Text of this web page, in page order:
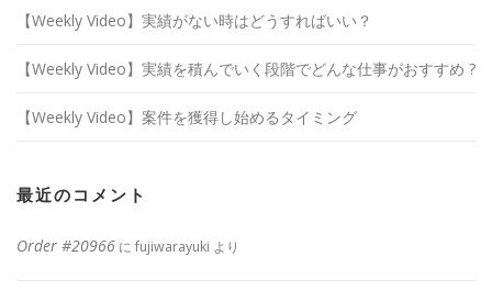
【Weekly Video】実績がない時はどうすればいい？
【Weekly Video】実績を積んでいく段階でどんな仕事がおすすめ ?
【Weekly Video】案件を獲得し始めるタイミング
最近のコメント
Order #20966 に fujiwarayuki より